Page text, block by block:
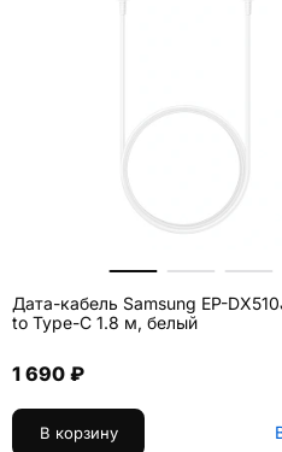
Дата-кабель Samsung EP-
to Type-C 1.8 м, белый
1 690 ₽
В корзину